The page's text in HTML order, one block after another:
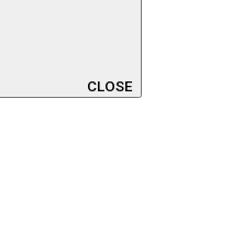
CLOSE